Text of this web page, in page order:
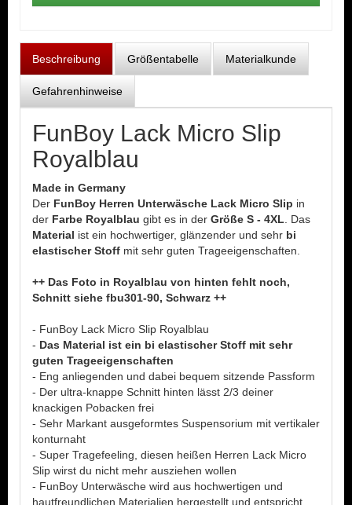
Beschreibung Größentabelle Materialkunde
Gefahrenhinweise
FunBoy Lack Micro Slip
Royalblau
Made in Germany
Der FunBoy Herren Unterwäsche Lack Micro Slip in
der Farbe Royalblau gibt es in der Größe S - 4XL . Das
Material ist ein hochwertiger, glänzender und sehr bi
elastischer Stoff mit sehr guten Trageeigenschaften.
++ Das Foto in Royalblau von hinten fehlt noch,
Schnitt siehe fbu301-90, Schwarz ++
- FunBoy Lack Micro Slip Royalblau
- Das Material ist ein bi elastischer Stoff mit sehr
guten Trageeigenschaften
- Eng anliegenden und dabei bequem sitzende Passform
- Der ultra-knappe Schnitt hinten lässt 2/3 deiner
knackigen Pobacken frei
- Sehr Markant ausgeformtes Suspensorium mit vertikaler
konturnaht
- Super Tragefeeling, diesen heißen Herren Lack Micro
Slip wirst du nicht mehr ausziehen wollen
- FunBoy Unterwäsche wird aus hochwertigen und
hautfreundlichen Materialien hergestellt und entspricht